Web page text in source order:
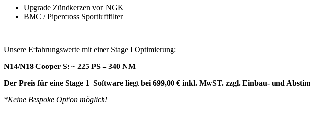
Upgrade Zündkerzen von NGK
BMC / Pipercross Sportluftfilter
Unsere Erfahrungswerte mit einer Stage I Optimierung:
N14/N18 Cooper S: ~ 225 PS – 340 NM
Der Preis für eine Stage 1 Software liegt bei 699,00 € inkl. MwST. zzgl. Einbau- und
*Keine Bespoke Option möglich!